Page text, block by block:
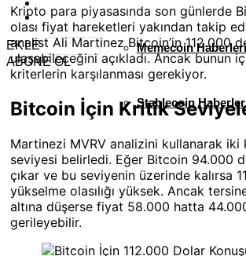
Memecoin Haberleri
Stablecoin
EKLE
ABONE OL
Kripto para piyasasında son günlerde
olası fiyat hareketleri yakından takip
analist Ali Martinez Bitcoin’in 112.000
ulaşabileceğini açıkladı. Ancak bunun
kriterlerin karşılanması gerekiyor.
Bitcoin İçin Kritik
Martinezi MVRV analizini kullanarak
seviyesi belirledi. Eğer Bitcoin 94.000
çıkar ve bu seviyenin üzerinde kalırsa
yükselme olasılığı yüksek. Ancak
altına düşerse fiyat 58.000 hatta
gerileyebilir.